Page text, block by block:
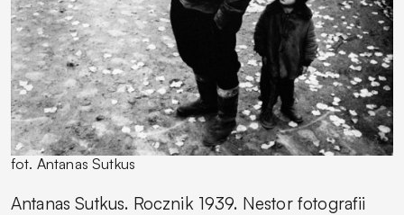
fot. Antanas Sutkus
Antanas Sutkus. Rocznik 1939. Nestor fotografii